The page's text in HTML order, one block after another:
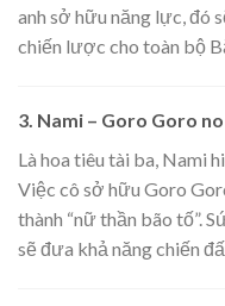
anh sở hữu năng lực, đó
chiến lược cho toàn bộ
3. Nami – Goro Goro
Là hoa tiêu tài ba, Nami
Việc cô sở hữu Goro
thành “nữ thần bão tố”.
sẽ đưa khả năng chiến